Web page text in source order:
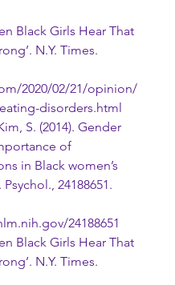
Black Girls Hear That
N.Y. Times.
2020/02/21/opinion/
disorders.html
S. (2014). Gender
of
in Black women’s
24188651.
24188651
Black Girls Hear That
N.Y. Times.